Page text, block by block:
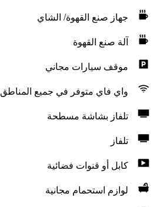
جهاز صنع القهوة/ الشاي
آلة صنع القهوة
موقف سيارات مجاني
واي فاي متوفر في جميع المناطق
تلفاز بشاشة مسطحة
تلفاز
كابل أو قنوات فضائية
لوازم استحمام مجانية